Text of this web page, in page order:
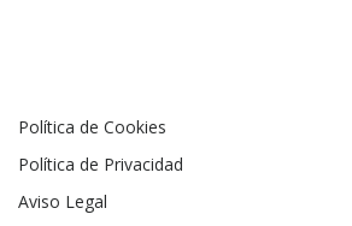
Política de Cookies
Política de Privacidad
Aviso Legal